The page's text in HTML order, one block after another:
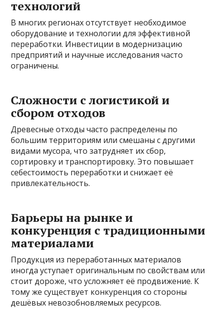
технологий
В многих регионах отсутствует необходимое
оборудование и технологии для эффективной
переработки. Инвестиции в модернизацию
предприятий и научные исследования часто
ограничены.
Сложности с логистикой и
сбором отходов
Древесные отходы часто распределены по
большим территориям или смешаны с другими
видами мусора, что затрудняет их сбор,
сортировку и транспортировку. Это повышает
себестоимость переработки и снижает её
привлекательность.
Барьеры на рынке и
конкуренция с традиционными
материалами
Продукция из переработанных материалов
иногда уступает оригинальным по свойствам или
стоит дороже, что усложняет её продвижение. К
тому же существует конкуренция со стороны
дешёвых невозобновляемых ресурсов.